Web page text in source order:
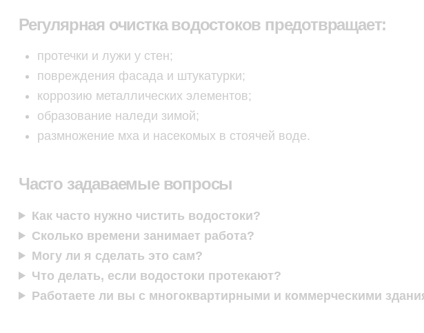
Регулярная очистка водостоков предотвращает:
протечки и лужи у стен;
повреждения фасада и штукатурки;
коррозию металлических элементов;
образование наледи зимой;
размножение мха и насекомых в стоячей воде.
Часто задаваемые вопросы
Как часто нужно чистить водостоки?
Сколько времени занимает работа?
Могу ли я сделать это сам?
Что делать, если водостоки протекают?
Работаете ли вы с многоквартирными и коммерческими